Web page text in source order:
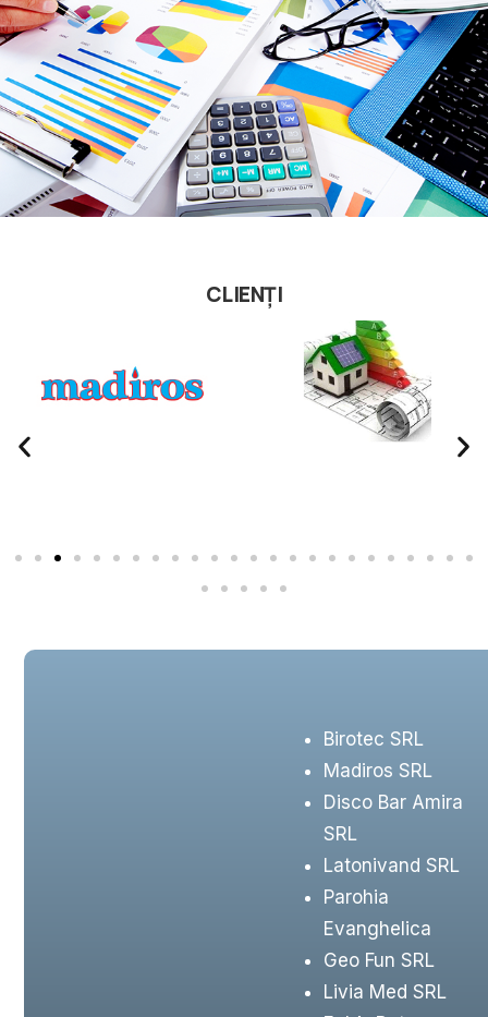
CLIENȚI
Birotec SRL
Madiros SRL
Disco Bar Amira
SRL
Latonivand SRL
Parohia
Evanghelica
Geo Fun SRL
Livia Med SRL